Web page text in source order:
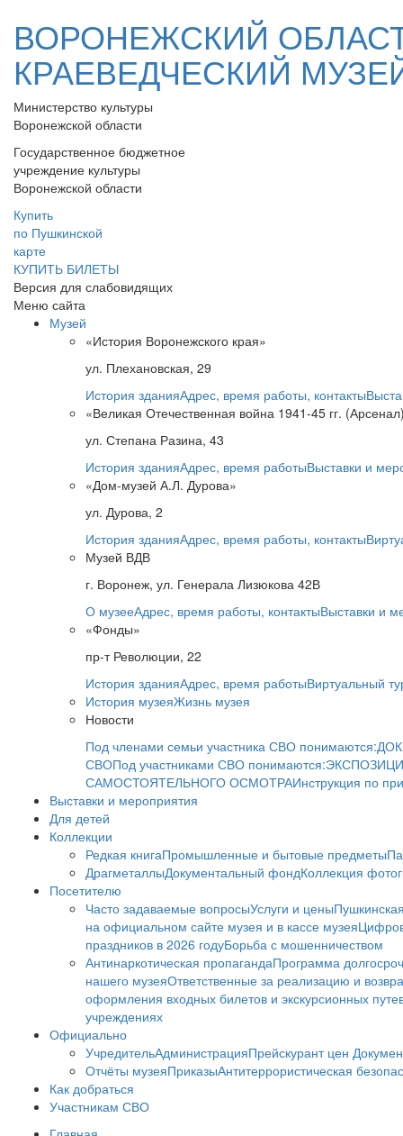
ВОРОНЕЖСКИЙ
КРАЕВЕДЧЕСКИЙ
Министерство культуры
Воронежской области
Государственное бюджетное
учреждение культуры
Воронежской области
Купить
по Пушкинской
карте
КУПИТЬ БИЛЕТЫ
Версия для слабовидящих
Меню сайта
Музей
«История Воронежского края»
ул. Плехановская, 29
История зданияАдрес, время работы, контакты
«Великая Отечественная война 1941-45 гг.
ул. Степана Разина, 43
История зданияАдрес, время работыВыставки и
«Дом-музей А.Л. Дурова»
ул. Дурова, 2
История зданияАдрес, время работы, контакты
Музей ВДВ
г. Воронеж, ул. Генерала Лизюкова 42В
О музееАдрес, время работы, контактыВыставки и
«Фонды»
пр-т Революции, 22
История зданияАдрес, время работыВиртуальный
История музеяЖизнь музея
Новости
Под членами семьи участника СВО понимаются:
СВОПод участниками СВО понимаются:
САМОСТОЯТЕЛЬНОГО ОСМОТРАИнструкция по
Выставки и мероприятия
Для детей
Коллекции
Редкая книгаПромышленные и бытовые предметы
ДрагметаллыДокументальный фондКоллекция
Посетителю
Часто задаваемые вопросыУслуги и цены
на официальном сайте музея и в кассе музея
праздников в 2026 годуБорьба с мошенничеством
Антинаркотическая пропагандаПрограмма
нашего музеяОтветственные за реализацию и
оформления входных билетов и экскурсионных
учреждениях
Официально
УчредительАдминистрацияПрейскурант цен
Отчёты музеяПриказыАнтитеррористическая
Как добраться
Участникам СВО